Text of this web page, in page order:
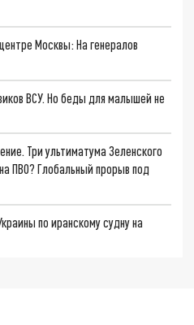
Москвы: На генералов
ВСУ. Но беды для малышей не
Три ультиматума Зеленского
ПВО? Глобальный прорыв под
по иранскому судну на